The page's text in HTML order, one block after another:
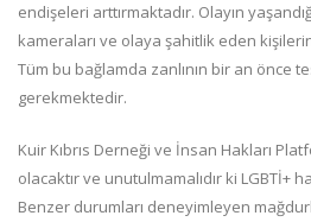
endişeleri arttırmaktadır. Olayın
kameraları ve olaya şahitlik eden
Tüm bu bağlamda zanlının bir an önce
gerekmektedir.
Kuir Kıbrıs Derneği ve İnsan Hakları
olacaktır ve unutulmamalıdır ki LGBTİ+
Benzer durumları deneyimleyen